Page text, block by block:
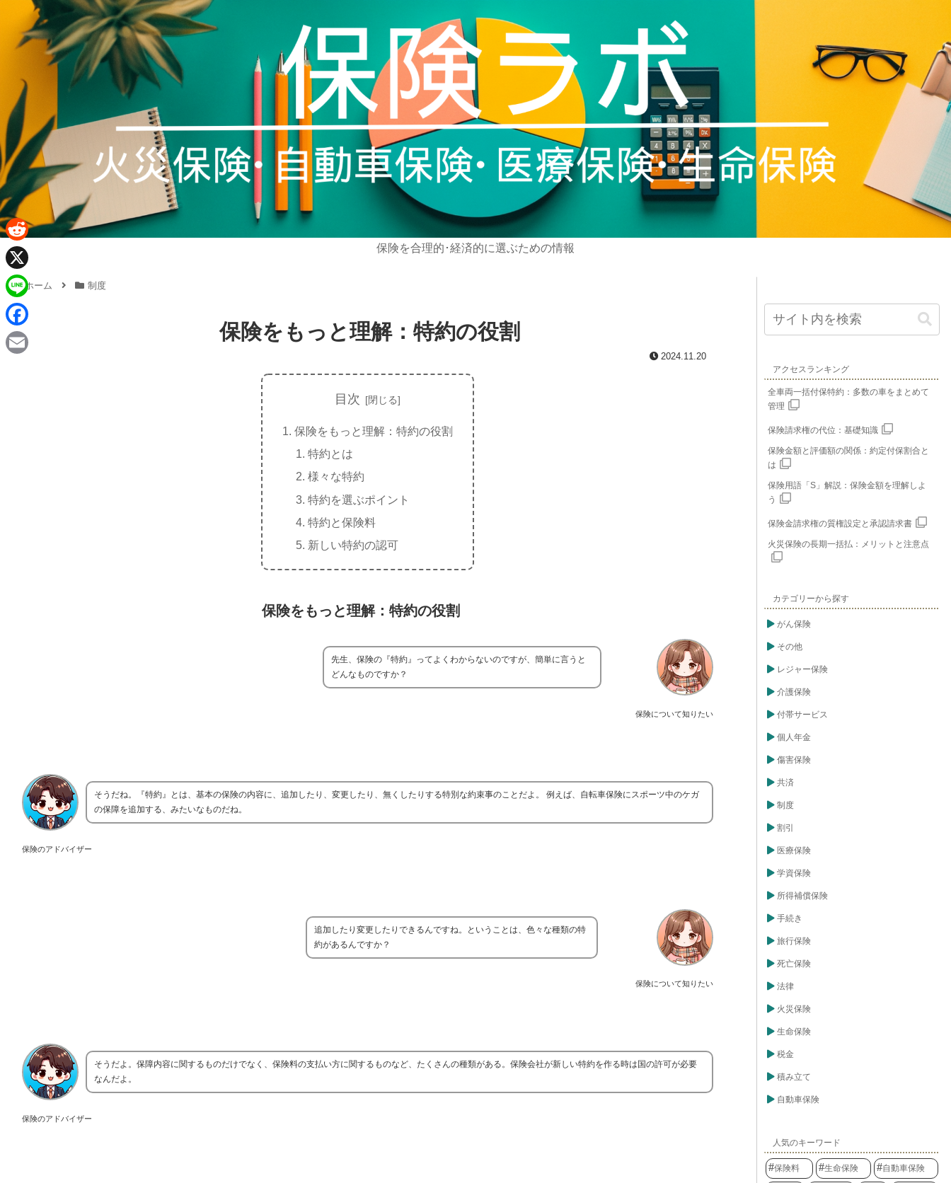
保険を合理的･経済的に選ぶための情報
ホーム 制度
保険をもっと理解：特約の役割
2024.11.20
目次
保険をもっと理解：特約の役割
特約とは
様々な特約
特約を選ぶポイント
特約と保険料
新しい特約の認可
保険をもっと理解：特約の役割
保険について知りたい
先生、保険の『特約』ってよくわからないのですが、簡単に言うと
どんなものですか？
保険のアドバイザー
そうだね。『特約』とは、基本の保険の内容に、追加したり、変更したり、無くしたりする特別な約束事のことだよ。 例えば、自転車保険にスポーツ中のケガ
の保障を追加する、みたいなものだね。
保険について知りたい
追加したり変更したりできるんですね。ということは、色々な種類の特
約があるんですか？
保険のアドバイザー
そうだよ。保障内容に関するものだけでなく、保険料の支払い方に関するものなど、たくさんの種類がある。保険会社が新しい特約を作る時は国の許可が必要
なんだよ。
アクセスランキング
全車両一括付保特約：多数の車をまとめて
管理
保険請求権の代位：基礎知識
保険金額と評価額の関係：約定付保割合と
は
保険用語「S」解説：保険金額を理解しよ
う
保険金請求権の質権設定と承認請求書
火災保険の長期一括払：メリットと注意点
カテゴリーから探す
がん保険
その他
レジャー保険
介護保険
付帯サービス
個人年金
傷害保険
共済
制度
割引
医療保険
学資保険
所得補償保険
手続き
旅行保険
死亡保険
法律
火災保険
生命保険
税金
積み立て
自動車保険
人気のキーワード
保険料 生命保険 自動車保険
R
e
d
d
i
X
L
n
F